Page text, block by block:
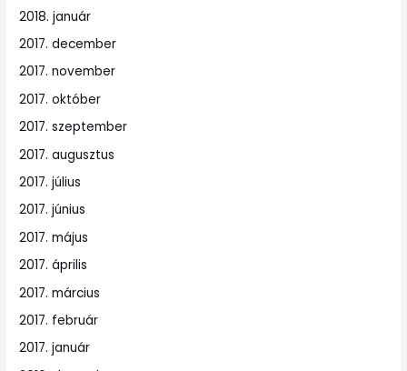
2018. január
2017. december
2017. november
2017. október
2017. szeptember
2017. augusztus
2017. július
2017. június
2017. május
2017. április
2017. március
2017. február
2017. január